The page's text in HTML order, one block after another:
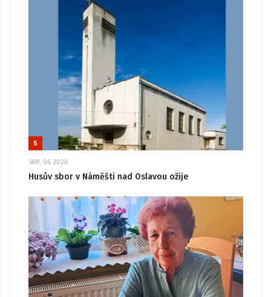
5
SRP, 06 2026
Husův sbor v Náměšti nad Oslavou ožije